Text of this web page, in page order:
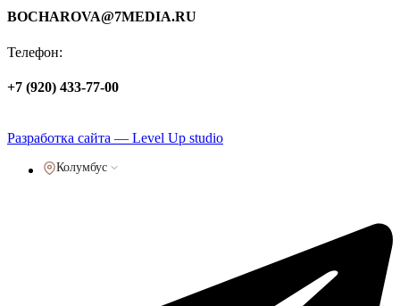
BOCHAROVA@7MEDIA.RU
Телефон:
+7 (920) 433-77-00
Разработка сайта — Level Up studio
Колумбус